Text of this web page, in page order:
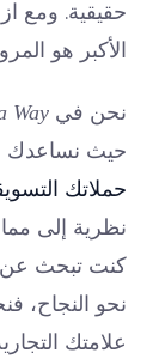
حقيقية. ومع
الأكبر هو
نحن في Way
حيث نساعدك
حملاتك
نظرية إلى
كنت تبحث عن
نحو النجاح،
علامتك